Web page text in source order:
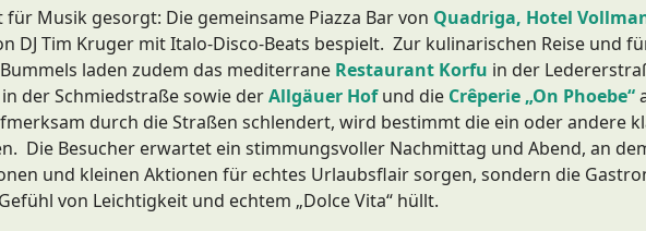
Musik gesorgt: Die gemeinsame Piazza Bar von Quadriga, Hotel
DJ Tim Kruger mit Italo-Disco-Beats bespielt. Zur kulinarischen Reise und
laden zudem das mediterrane Restaurant Korfu in der
in der Schmiedstraße sowie derAllgäuer Hof und die Crêperie „On Phoebe“
durch die Straßen schlendert, wird bestimmt die ein oder andere
Die Besucher erwartet ein stimmungsvoller Nachmittag und Abend, an
und kleinen Aktionen für echtes Urlaubsflair sorgen, sondern die
von Leichtigkeit und echtem „Dolce Vita“ hüllt.